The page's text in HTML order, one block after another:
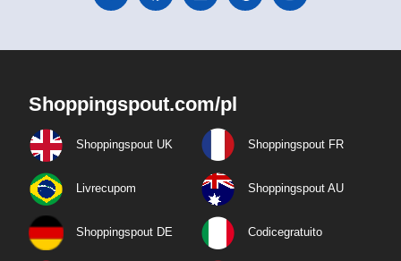
Shoppingspout.com/pl
Shoppingspout UK Shoppingspout FR
Livrecupom Shoppingspout AU
Shoppingspout DE Codicegratuito